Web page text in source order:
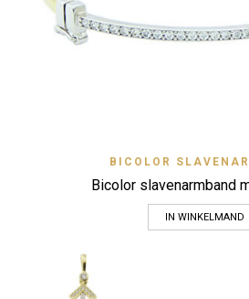
BICOLOR
Bicolor slavenarmband
IN WINKELMAND